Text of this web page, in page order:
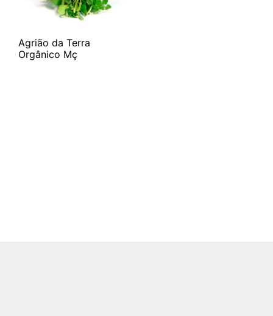
Agrião da Terra
Orgânico Mç